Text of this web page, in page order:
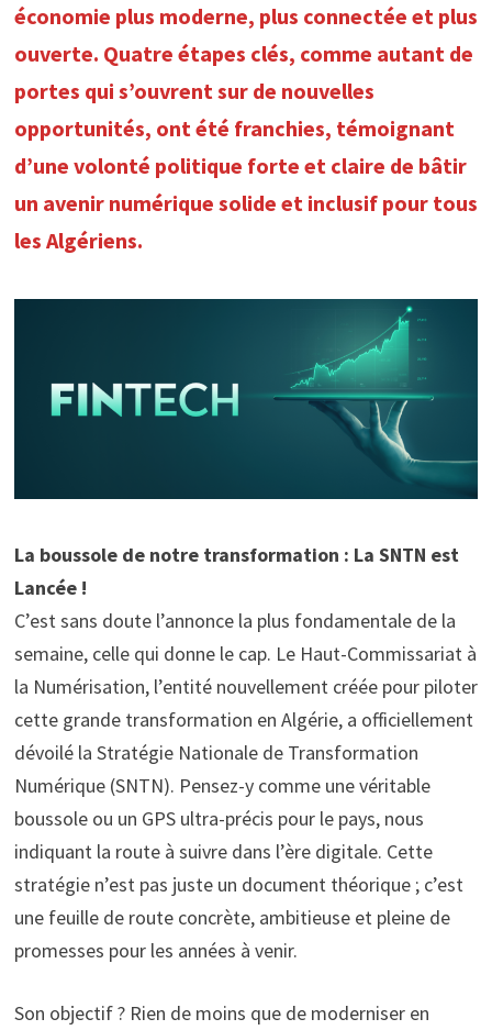
économie plus moderne, plus connectée et plus
ouverte. Quatre étapes clés, comme autant de
portes qui s’ouvrent sur de nouvelles
opportunités, ont été franchies, témoignant
d’une volonté politique forte et claire de bâtir
un avenir numérique solide et inclusif pour tous
les Algériens.
La boussole de notre transformation : La SNTN est
Lancée !
C’est sans doute l’annonce la plus fondamentale de la
semaine, celle qui donne le cap. Le Haut-Commissariat à
la Numérisation, l’entité nouvellement créée pour piloter
cette grande transformation en Algérie, a officiellement
dévoilé la Stratégie Nationale de Transformation
Numérique (SNTN). Pensez-y comme une véritable
boussole ou un GPS ultra-précis pour le pays, nous
indiquant la route à suivre dans l’ère digitale. Cette
stratégie n’est pas juste un document théorique ; c’est
une feuille de route concrète, ambitieuse et pleine de
promesses pour les années à venir.
Son objectif ? Rien de moins que de moderniser en